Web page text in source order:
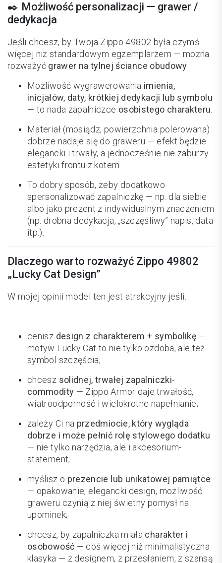
✒️ Możliwość personalizacji — grawer /
dedykacja
Jeśli chcesz, by Twoja Zippo 49802 była czymś
więcej niż standardowym egzemplarzem — można
rozważyć grawer na tylnej ściance obudowy:
Możliwość wygrawerowania imienia,
inicjałów, daty, krótkiej dedykacji lub symbolu
— to nada zapalniczce osobistego charakteru.
Materiał (mosiądz, powierzchnia polerowana)
dobrze nadaje się do graweru — efekt będzie
elegancki i trwały, a jednocześnie nie zaburzy
estetyki frontu z kotem.
To dobry sposób, żeby dodatkowo
spersonalizować zapalniczkę — np. dla siebie
albo jako prezent z indywidualnym znaczeniem
(np. drobna dedykacja, „szczęśliwy” napis, data
itp.).
Dlaczego warto rozważyć Zippo 49802
„Lucky Cat Design”
W mojej opinii model ten jest atrakcyjny jeśli:
cenisz design z charakterem + symbolikę —
motyw Lucky Cat to nie tylko ozdoba, ale też
symbol szczęścia;
chcesz solidnej, trwałej zapalniczki-
commodity — Zippo Armor daje trwałość,
wiatroodporność i wielokrotne napełnianie;
zależy Ci na przedmiocie, który wygląda
dobrze i może pełnić rolę stylowego dodatku
— nie tylko narzędzia, ale i akcesorium-
statement;
myślisz o prezencie lub unikatowej pamiątce
— opakowanie, elegancki design, możliwość
graweru czynią z niej świetny pomysł na
upominek;
chcesz, by zapalniczka miała charakter i
osobowość — coś więcej niż minimalistyczna
klasyka — z designem, z przesłaniem, z szansą